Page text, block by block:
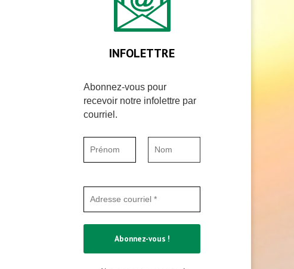
INFOLETTRE
Abonnez-vous pour
recevoir notre infolettre par
courriel.